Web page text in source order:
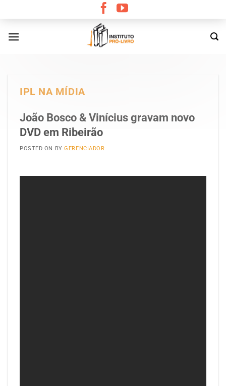
content
IPL NA MÍDIA
João Bosco & Vinícius gravam novo
DVD em Ribeirão
POSTED ON BYGERENCIADOR